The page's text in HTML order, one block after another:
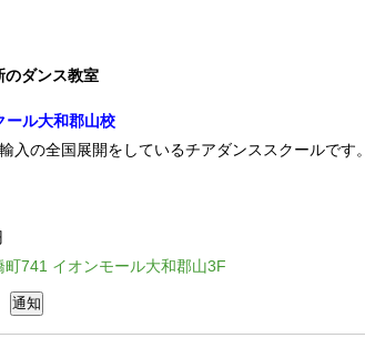
のダンス教室
ル大和郡山校
入の全国展開をしているチアダンススクールです。
741 イオンモール大和郡山3F